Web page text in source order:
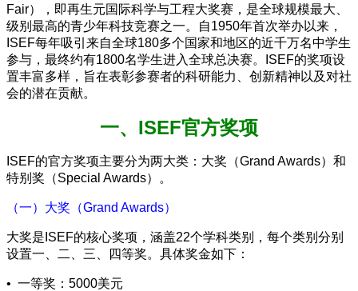
Fair），即再生元国际科学与工程大奖赛，是全球规模最大、
级别最高的青少年科技竞赛之一。自1950年首次举办以来，
ISEF每年吸引来自全球180多个国家和地区的近千万名中学生
参与，最终约有1800名学生进入全球总决赛。ISEF的奖项设
置丰富多样，旨在表彰参赛者的科研能力、创新精神以及对社
会的潜在贡献。
一、ISEF官方奖项
ISEF的官方奖项主要分为两大类：大奖（Grand Awards）和
特别奖（Special Awards）。
（一）大奖（Grand Awards）
大奖是ISEF的核心奖项，涵盖22个学科类别，每个类别分别
设置一、二、三、四等奖。具体奖金如下：
• 一等奖：5000美元